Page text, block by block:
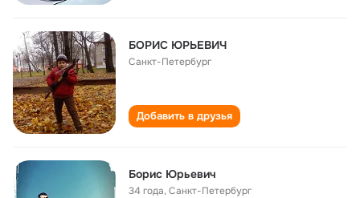
БОРИС ЮРЬЕВИЧ
Санкт-Петербург
Добавить в друзья
Борис Юрьевич
34 года,Санкт-Петербург